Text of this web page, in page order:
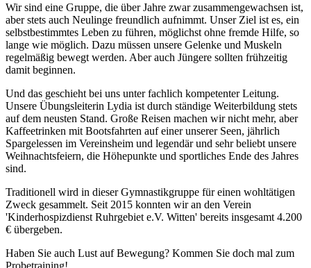
Wir sind eine Gruppe, die über Jahre zwar zusammengewachsen ist,
aber stets auch Neulinge freundlich aufnimmt. Unser Ziel ist es, ein
selbstbestimmtes Leben zu führen, möglichst ohne fremde Hilfe, so
lange wie möglich. Dazu müssen unsere Gelenke und Muskeln
regelmäßig bewegt werden. Aber auch Jüngere sollten frühzeitig
damit beginnen.
Und das geschieht bei uns unter fachlich kompetenter Leitung.
Unsere Übungsleiterin Lydia ist durch ständige Weiterbildung stets
auf dem neusten Stand. Große Reisen machen wir nicht mehr, aber
Kaffeetrinken mit Bootsfahrten auf einer unserer Seen, jährlich
Spargelessen im Vereinsheim und legendär und sehr beliebt unsere
Weihnachtsfeiern, die Höhepunkte und sportliches Ende des Jahres
sind.
Traditionell wird in dieser Gymnastikgruppe für einen wohltätigen
Zweck gesammelt. Seit 2015 konnten wir an den Verein
'Kinderhospizdienst Ruhrgebiet e.V. Witten' bereits insgesamt 4.200
€ übergeben.
Haben Sie auch Lust auf Bewegung? Kommen Sie doch mal zum